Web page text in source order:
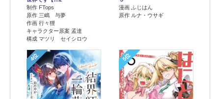
制作 FTops
原作 三嶋 与夢
作画 行々狸
キャラクター原案 孟達
構成 マツリ セイシロウ
漫画 ふじはん
原作 ルナ・ウサギ
4位 5位